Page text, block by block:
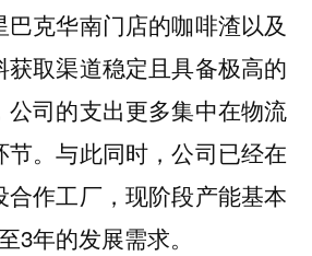
克华南门店的咖啡渣以及
获取渠道稳定且具备极高的
公司的支出更多集中在物流
节。与此同时，公司已经在
合作工厂，现阶段产能基本
3年的发展需求。